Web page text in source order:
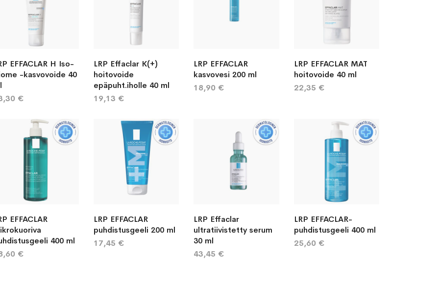
EFFACLAR H Iso-
-kasvovoide 40
€
LRP Effaclar K(+)
hoitovoide
epäpuht.iholle 40 ml
19,13 €
LRP EFFACLAR
kasvovesi 200 ml
18,90 €
LRP EFFACLAR MAT
hoitovoide 40 ml
22,35 €
EFFACLAR
400 ml
€
LRP EFFACLAR
puhdistusgeeli 200 ml
17,45 €
LRP Effaclar
ultratiivistetty serum
30 ml
43,45 €
LRP EFFACLAR-
puhdistusgeeli 400 ml
25,60 €